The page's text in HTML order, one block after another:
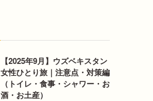
【2025年9月】ウズベキスタン
女性ひとり旅｜注意点・対策編
（トイレ・食事・シャワー・お
酒・お土産）